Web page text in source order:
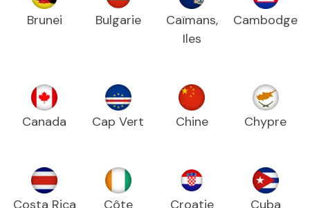
Brunei Bulgarie
Caïmans,
Iles
Cambodge
Canada Cap Vert Chine Chypre
Costa Rica
Côte
Croatie Cuba